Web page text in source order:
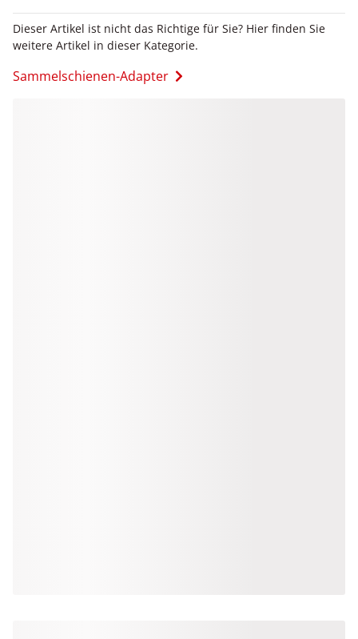
Dieser Artikel ist nicht das Richtige für Sie? Hier finden Sie
weitere Artikel in dieser Kategorie.
Sammelschienen-Adapter